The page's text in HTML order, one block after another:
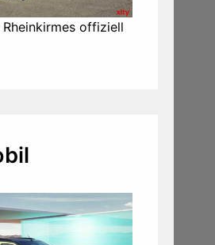
offiziell